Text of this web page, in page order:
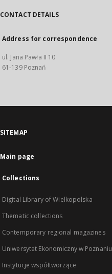
CONTACT DETAILS
Address for correspondence
ul. Jana Pawła II 10
61-139 Poznań
SITEMAP
Main page
Collections
Digital Library of Wielkopolska
Thematic collections
Contemporary regional magazines
Uniwersytet Ekonomiczny w Poznaniu
Instytucje współtworzące